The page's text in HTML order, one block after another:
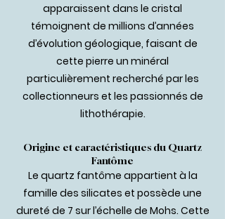
apparaissent dans le cristal
témoignent de millions d’années
d’évolution géologique, faisant de
cette pierre un minéral
particulièrement recherché par les
collectionneurs et les passionnés de
lithothérapie.
Origine et caractéristiques du Quartz
Fantôme
Le quartz fantôme appartient à la
famille des silicates et possède une
dureté de 7 sur l’échelle de Mohs. Cette